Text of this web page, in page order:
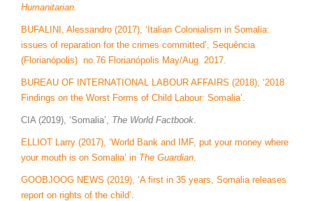
Humanitarian.
BUFALINI, Alessandro (2017), ‘Italian Colonialism in Somalia:
issues of reparation for the crimes committed’, Sequência
(Florianópolis) no.76 Florianópolis May/Aug. 2017.
BUREAU OF INTERNATIONAL LABOUR AFFAIRS (2018), ‘2018
Findings on the Worst Forms of Child Labour: Somalia’.
CIA (2019), ‘Somalia’, The World Factbook.
ELLIOT Larry (2017), ‘World Bank and IMF, put your money where
your mouth is on Somalia’ in The Guardian.
GOOBJOOG NEWS (2019), ‘A first in 35 years, Somalia releases
report on rights of the child’.